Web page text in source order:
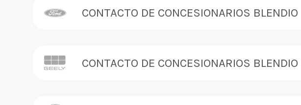
CONTACTO DE CONCESIONARIOS BLENDIO
CONTACTO DE CONCESIONARIOS BLENDIO